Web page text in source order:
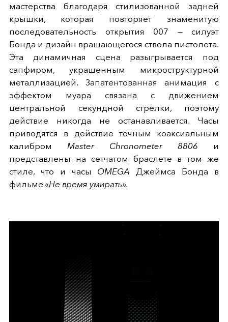
мастерства благодаря стилизованной задней
крышки, которая повторяет знаменитую
последовательность открытия 007 — силуэт
Бонда и дизайн вращающегося ствола пистолета.
Эта динамичная сцена разыгрывается под
сапфиром, украшенным микроструктурной
металлизацией. Запатентованная анимация с
эффектом муара связана с движением
центральной секундной стрелки, поэтому
действие никогда не останавливается. Часы
приводятся в действие точным коаксиальным
калибром Master Chronometer 8806 и
представлены на сетчатом браслете в том же
стиле, что и часы OMEGA Джеймса Бонда в
фильме «Не время умирать».